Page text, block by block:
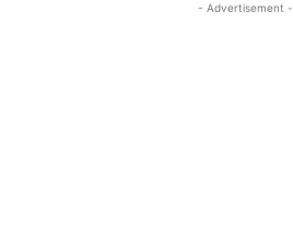
- Advertisement -